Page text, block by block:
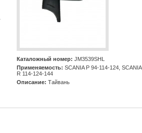
Каталожный номер: JM3539SHL
Применяемость: SCANIA Р 94-114-124, SCANIA
R 114-124-144
Описание: Тайвань